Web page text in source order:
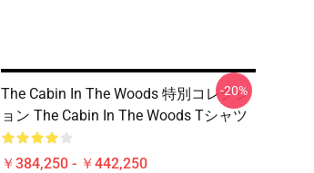
The Cabin In The Woods 特別コレクシ
ョン The Cabin In The Woods Tシャツ
￥384,250 - ￥442,250
-20%